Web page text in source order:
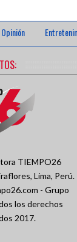
Opinión
TIEMPO26
Lima, Perú.
- Grupo
los derechos
2017.